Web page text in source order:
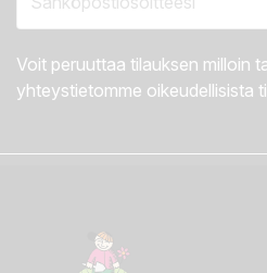
Voit peruuttaa tilauksen milloin
yhteystietomme oikeudellisista